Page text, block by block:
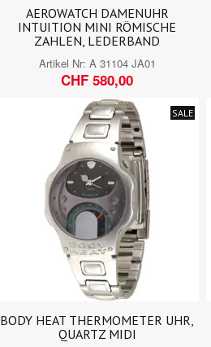
AEROWATCH DAMENUHR
INTUITION MINI RÖMISCHE
ZAHLEN, LEDERBAND
Artikel Nr: A 31104 JA01
CHF 580,00
SALE
BODY HEAT THERMOMETER UHR,
QUARTZ MIDI